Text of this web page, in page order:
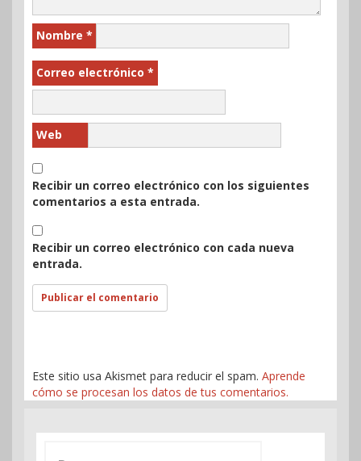
Nombre *
Correo electrónico *
Web
Recibir un correo electrónico con los siguientes
comentarios a esta entrada.
Recibir un correo electrónico con cada nueva
entrada.
Este sitio usa Akismet para reducir el spam. Aprende
cómo se procesan los datos de tus comentarios.